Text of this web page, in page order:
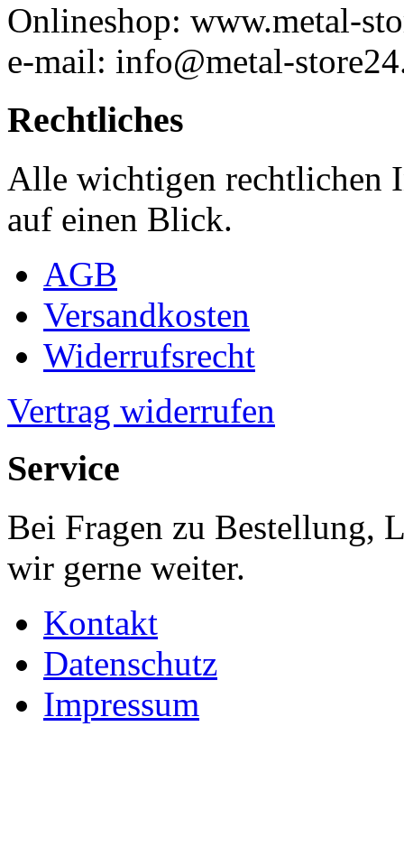
Onlineshop: www.metal-
e-mail: info@metal-
Rechtliches
Alle wichtigen rechtlichen
auf einen Blick.
AGB
Versandkosten
Widerrufsrecht
Vertrag widerrufen
Service
Bei Fragen zu Bestellung,
wir gerne weiter.
Kontakt
Datenschutz
Impressum